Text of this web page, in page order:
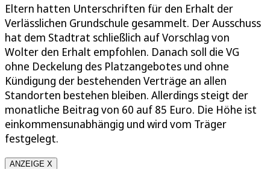
Eltern hatten Unterschriften für den Erhalt der
Verlässlichen Grundschule gesammelt. Der Ausschuss
hat dem Stadtrat schließlich auf Vorschlag von
Wolter den Erhalt empfohlen. Danach soll die VG
ohne Deckelung des Platzangebotes und ohne
Kündigung der bestehenden Verträge an allen
Standorten bestehen bleiben. Allerdings steigt der
monatliche Beitrag von 60 auf 85 Euro. Die Höhe ist
einkommensunabhängig und wird vom Träger
festgelegt.
ANZEIGE X